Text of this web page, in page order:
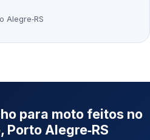
Alegre‑RS
para moto feitos no
Porto Alegre‑RS